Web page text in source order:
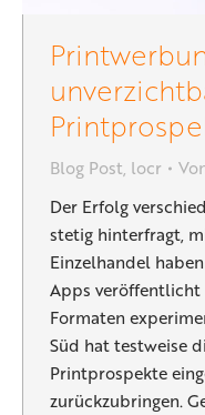
Blog Post, locr
Der Erfolg
stetig hinterfragt,
Einzelhandel
Apps veröffentlicht
Formaten
Süd hat testweise
Printprospekte
zurückzubringen.